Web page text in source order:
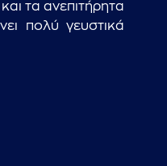
τα ανεπιτήρητα
πολύ γευστικά